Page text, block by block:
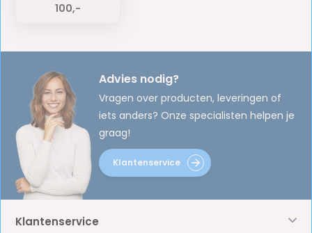
100,-
Advies nodig?
Vragen over producten, leveringen of
iets anders? Onze specialisten helpen je
graag!
Klantenservice
Klantenservice